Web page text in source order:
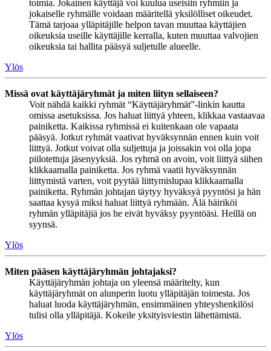
toimia. Jokainen käyttäjä voi kuulua useisiin ryhmiin ja
jokaiselle ryhmälle voidaan määritellä yksilölliset oikeudet.
Tämä tarjoaa ylläpitäjille helpon tavan muuttaa käyttäjien
oikeuksia useille käyttäjille kerralla, kuten muuttaa valvojien
oikeuksia tai hallita pääsyä suljetulle alueelle.
Ylös
Missä ovat käyttäjäryhmät ja miten liityn sellaiseen?
Voit nähdä kaikki ryhmät “Käyttäjäryhmät”-linkin kautta
omissa asetuksissa. Jos haluat liittyä yhteen, klikkaa vastaavaa
painiketta. Kaikissa ryhmissä ei kuitenkaan ole vapaata
pääsyä. Jotkut ryhmät vaativat hyväksynnän ennen kuin voit
liittyä. Jotkut voivat olla suljettuja ja joissakin voi olla jopa
piilotettuja jäsenyyksiä. Jos ryhmä on avoin, voit liittyä siihen
klikkaamalla painiketta. Jos ryhmä vaatii hyväksynnän
liittymistä varten, voit pyytää liittymislupaa klikkaamalla
painiketta. Ryhmän johtajan täytyy hyväksyä pyyntösi ja hän
saattaa kysyä miksi haluat liittyä ryhmään. Älä häiriköi
ryhmän ylläpitäjiä jos he eivät hyväksy pyyntöäsi. Heillä on
syynsä.
Ylös
Miten pääsen käyttäjäryhmän johtajaksi?
Käyttäjäryhmän johtaja on yleensä määritelty, kun
käyttäjäryhmät on alunperin luotu ylläpitäjän toimesta. Jos
haluat luoda käyttäjäryhmän, ensimmäinen yhteyshenkilösi
tulisi olla ylläpitäjä. Kokeile yksityisviestin lähettämistä.
Ylös